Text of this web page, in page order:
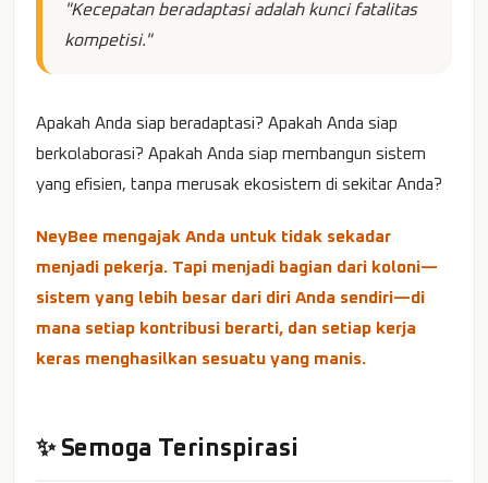
"Kecepatan beradaptasi adalah kunci fatalitas
kompetisi."
Apakah Anda siap beradaptasi? Apakah Anda siap
berkolaborasi? Apakah Anda siap membangun sistem
yang efisien, tanpa merusak ekosistem di sekitar Anda?
NeyBee mengajak Anda untuk tidak sekadar
menjadi pekerja. Tapi menjadi bagian dari koloni—
sistem yang lebih besar dari diri Anda sendiri—di
mana setiap kontribusi berarti, dan setiap kerja
keras menghasilkan sesuatu yang manis.
✨ Semoga Terinspirasi